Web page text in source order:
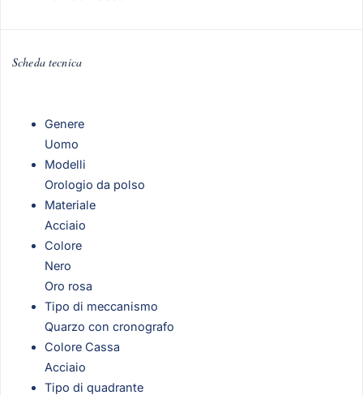
Scheda tecnica
Genere
Uomo
Modelli
Orologio da polso
Materiale
Acciaio
Colore
Nero
Oro rosa
Tipo di meccanismo
Quarzo con cronografo
Colore Cassa
Acciaio
Tipo di quadrante